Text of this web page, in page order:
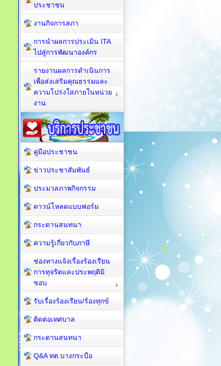
ประชาชน
งานกิจการสภา
การนำผลการประเมิน ITA
ไปสู่การพัฒนาองค์กร
รายงานผลการดำเนินการ
เพื่อส่งเสริมคุณธรรมและ
ความโปร่งใสภายในหน่วย
งาน
คู่มือประชาชน
ข่าวประชาสัมพันธ์
ประมวลภาพกิจกรรม
ดาวน์โหลดแบบฟอร์ม
กระดานสนทนา
ความรู้เกี่ยวกับภาษี
ช่องทางแจ้งเรื่องร้องเรียน
การทุจริตและประพฤติมิ
ชอบ
รับเรื่องร้องเรียน/ร้องทุกข์
ติดต่อเทศบาล
กระดานสนทนา
Q&A ทต.บางกระบือ